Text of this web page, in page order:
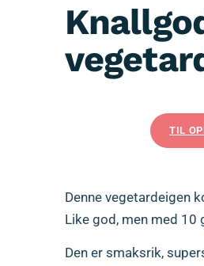
TIL
Denne vegetardeigen
Like god, men med
Den er smaksrik,